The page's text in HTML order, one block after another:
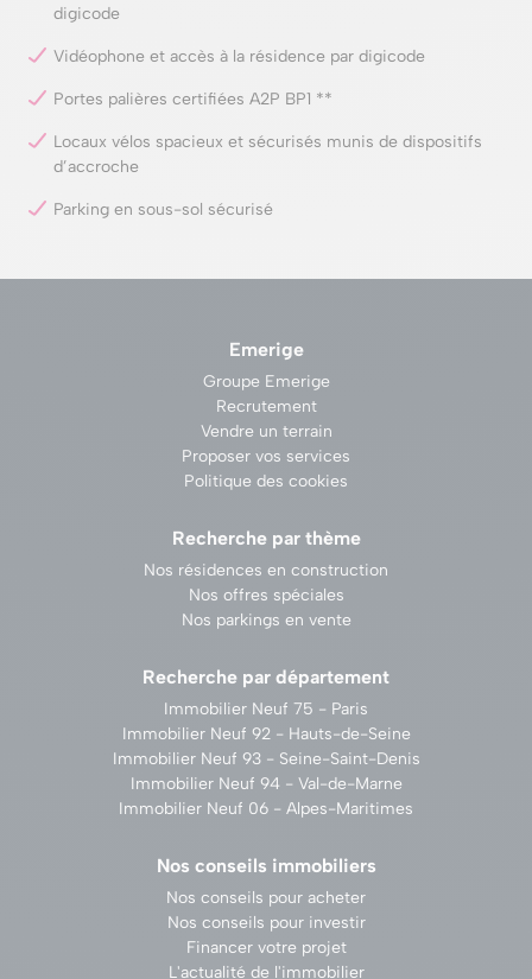
digicode
Vidéophone et accès à la résidence par digicode
Portes palières certifiées A2P BP1 **
Locaux vélos spacieux et sécurisés munis de dispositifs
d’accroche
Parking en sous-sol sécurisé
Emerige
Groupe Emerige
Recrutement
Vendre un terrain
Proposer vos services
Politique des cookies
Recherche par thème
Nos résidences en construction
Nos offres spéciales
Nos parkings en vente
Recherche par département
Immobilier Neuf 75 - Paris
Immobilier Neuf 92 - Hauts-de-Seine
Immobilier Neuf 93 - Seine-Saint-Denis
Immobilier Neuf 94 - Val-de-Marne
Immobilier Neuf 06 - Alpes-Maritimes
Nos conseils immobiliers
Nos conseils pour acheter
Nos conseils pour investir
Financer votre projet
L'actualité de l'immobilier